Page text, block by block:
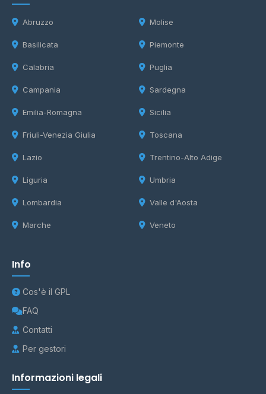
Abruzzo
Basilicata
Calabria
Campania
Emilia-Romagna
Friuli-Venezia Giulia
Lazio
Liguria
Lombardia
Marche
Molise
Piemonte
Puglia
Sardegna
Sicilia
Toscana
Trentino-Alto Adige
Umbria
Valle d'Aosta
Veneto
Info
Cos'è il GPL
FAQ
Contatti
Per gestori
Informazioni legali